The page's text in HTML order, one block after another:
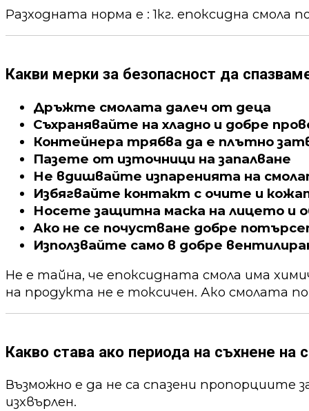
Разходната норма е : 1кг. епоксидна смола
Какви мерки за безопасност да
Дръжте смолата далеч от деца
Съхранявайте на хладно и добре
Контейнера трябва да е плътно
Пазете от източници на запалване
Не вдишвайте изпаренията на
Избягвайте контакт с очите и
Носете защитна маска на лицето и
Ако не се почустване добре
Използвайте само в добре
Не е тайна, че епоксидната смола има
на продукта не е токсичен. Ако смолата
Какво става ако периода на съхнене
Възможно е да не са спазени пропорциите
изхвърлен.